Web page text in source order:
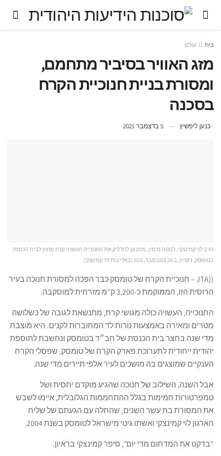
בית עולם
מזג האוויר בסיביר מתחמם,
ומסורת בניית חנוכיית הקרח
בסכנה
כנען ליפשיץ 5 בדצמבר 2021
הרב לוי קמינצקי, למטה מימין, מתכונן להדליק את החנוכייה העשויה קרח מחוץ לבית הכנסת
בטומסק, רוסיה, ב-28 בנובמבר, 2021 (באדיבות לוי קמינצקי)
((JTA – חנוכיית הקרח של טומסק כבר הפכה למסורת חנוכה בעיר
הרוסית הזו, הממוקמת כ-3,200 ק"מ מזרחית למוסקבה.
החנוכייה, העשויה כולה מגושי קרח, מתנשאת לגובה של כשלושה
מטרים ומאירה באמצעות נורות לד המחוברות לקנים. היא מוצבת
מדי שנה בחצר בית הכנסת של חב״ד בטומסק ונחשבת לתוספת
יהודית ייחודית לתערוכת פארק הקרח של טומסק, שפסלי הקרח
הענקיים שמוצגים בה מושכים לעיר אלפי תיירים מדי שנה.
אבל השנה, השילוב של חנוכה שהגיע מוקדם יחסית ושל
טמפרטורות חמימות בגלל ההתחממות הגלובלית, איימו לשבש
את המסורת בת עשר השנים, שהחלה עם הגעתם של שליח
הארגון לוי קמינצקי ואשתו גיטי מישראל לטומסק בשנת 2004.
"בדקנו את המדחום מדי יום", סיפר קמינצקי בראיון.